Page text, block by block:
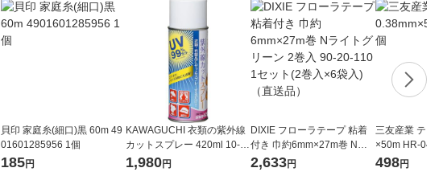
貝印 家庭糸(細口)黒 60m 49
01601285956 1個
185円
KAWAGUCHI 衣類の紫外線
カットスプレー 420ml 10-1
91 1個（直送品）
1,980円
DIXIE フローラテープ 粘着
付き 巾約6mm×27m巻 Nラ
イトグリーン 2巻入 90-20-1
2,633円
三友産業 テグ
×50m HR-046
498円